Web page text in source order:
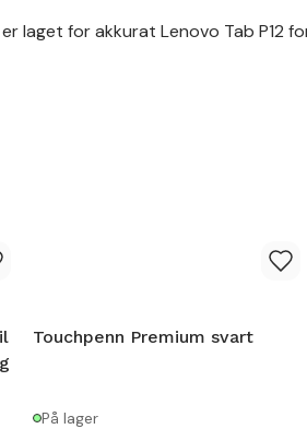
laget for akkurat Lenovo Tab P12
Touchpenn Premium svart
På lager